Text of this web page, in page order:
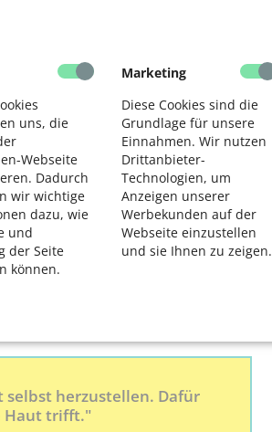
uns, die
Webseite
Dadurch
wir wichtige
dazu, wie
und
der Seite
können.
Marketing
Diese Cookies sind die
Grundlage für unsere
Einnahmen. Wir nutzen
Drittanbieter-
Technologien, um
Anzeigen unserer
Werbekunden auf der
Webseite einzustellen
und sie Ihnen zu zeigen.
Fett- und Muskelgewebe, geringere
90 Prozent selbst herzustellen. Dafür
Ultraviolettstrahlung-B im Winter
erklärt Dr. Schmidt.
von etwa 20 Mikrogramm Vitamin D
eine Blutuntersuchung eine
von Arznei- oder
unter Umständen bis zu 2.000 I.E. –
Monaten Vitamin D zu sich.
Hier entscheiden die
Digitoxin, einnimmt, sollte auf jeden
kann es zu
selbst herzustellen. Dafür
Haut trifft."